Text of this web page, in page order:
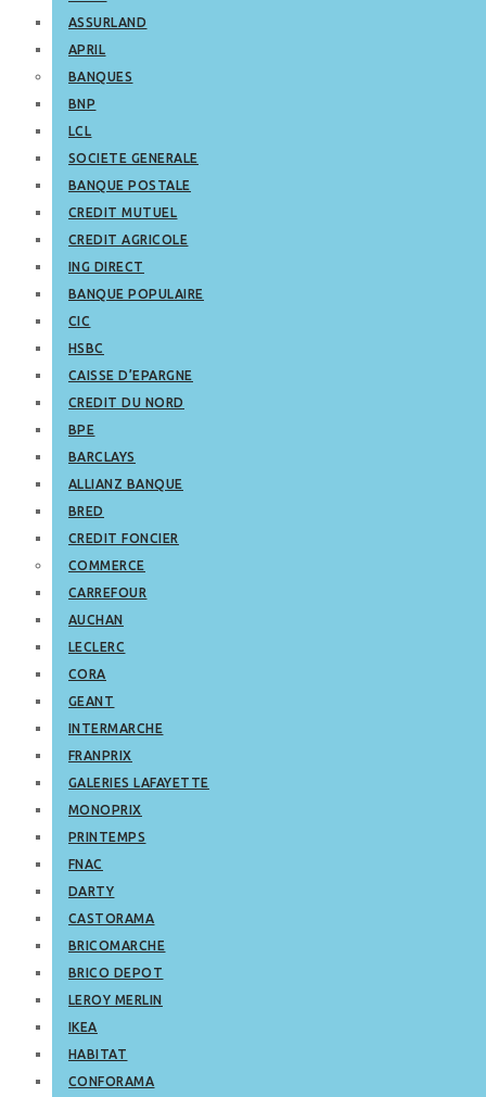
ASSURLAND
APRIL
BANQUES
BNP
LCL
SOCIETE GENERALE
BANQUE POSTALE
CREDIT MUTUEL
CREDIT AGRICOLE
ING DIRECT
BANQUE POPULAIRE
CIC
HSBC
CAISSE D’EPARGNE
CREDIT DU NORD
BPE
BARCLAYS
ALLIANZ BANQUE
BRED
CREDIT FONCIER
COMMERCE
CARREFOUR
AUCHAN
LECLERC
CORA
GEANT
INTERMARCHE
FRANPRIX
GALERIES LAFAYETTE
MONOPRIX
PRINTEMPS
FNAC
DARTY
CASTORAMA
BRICOMARCHE
BRICO DEPOT
LEROY MERLIN
IKEA
HABITAT
CONFORAMA